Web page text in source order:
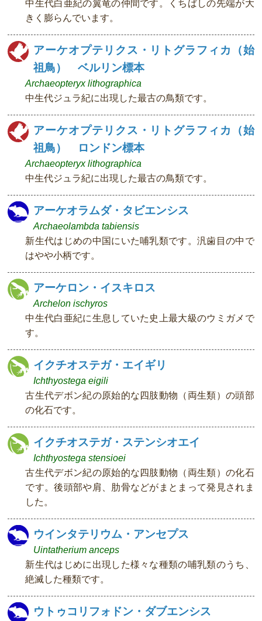
中生代白亜紀の翼竜の仲間です。くちばしの先端が大
きく膨らんでいます。
アーケオプテリクス・リトグラフィカ（始
祖鳥） ベルリン標本
Archaeopteryx lithographica
中生代ジュラ紀に出現した最古の鳥類です。
アーケオプテリクス・リトグラフィカ（始
祖鳥） ロンドン標本
Archaeopteryx lithographica
中生代ジュラ紀に出現した最古の鳥類です。
アーケオラムダ・タビエンシス
Archaeolambda tabiensis
新生代はじめの中国にいた哺乳類です。汎歯目の中で
はやや小柄です。
アーケロン・イスキロス
Archelon ischyros
中生代白亜紀に生息していた史上最大級のウミガメで
す。
イクチオステガ・エイギリ
Ichthyostega eigili
古生代デボン紀の原始的な四肢動物（両生類）の頭部
の化石です。
イクチオステガ・ステンシオエイ
Ichthyostega stensioei
古生代デボン紀の原始的な四肢動物（両生類）の化石
です。後頭部や肩、肋骨などがまとまって発見されま
した。
ウインタテリウム・アンセプス
Uintatherium anceps
新生代はじめに出現した様々な種類の哺乳類のうち、
絶滅した種類です。
ウトゥコリフォドン・ダブエンシス